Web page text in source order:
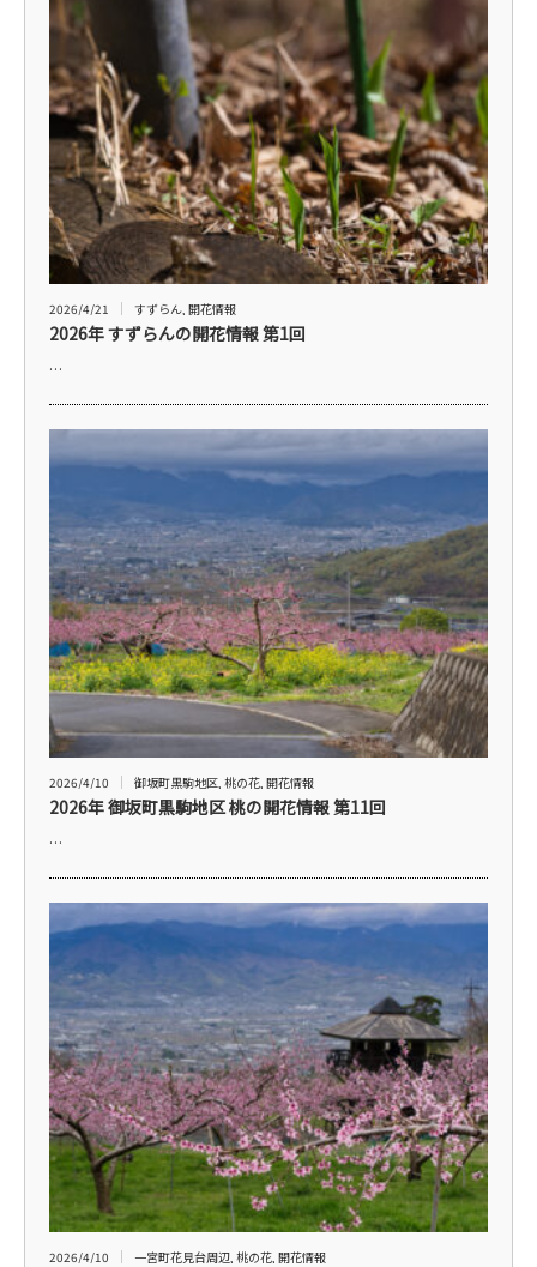
2026/4/21 すずらん 開花情報
2026年 すずらんの開花情報 第1回
…
2026/4/10 御坂町黒駒地区, 桃の花, 開花情報
2026年 御坂町黒駒地区 桃の開花情報 第11回
…
2026/4/10 一宮町花見台周辺 桃の花 開花情報